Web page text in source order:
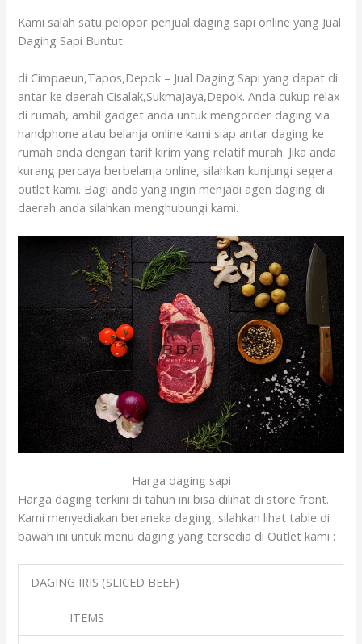
Kami salah satu pelopor penjual daging sapi online yang Jual
Daging Sapi Buntut
di Cimpaeun,Tapos,Depok – Jual Daging Sapi yang dapat di
antar ke daerah Cisalak,Sukmajaya,Depok. Anda cukup relax
di rumah, ambil gadget anda untuk mengorder daging via
handphone atau belanja online kami siap antar daging ke
rumah anda dengan tarif kirim yang relatif murah. Jika anda
kurang percaya berbelanja online, silahkan kunjungi segera
outlet kami. Bagi anda yang ingin menjadi agen daging di
daerah anda silahkan menghubungi kami.
Harga daging sapi
Harga daging terkini di tahun ini bisa dilihat di store front.
Kami menyediakan beraneka daging, silahkan lihat table di
bawah ini untuk menu daging yang tersedia di Outlet kami :
DAGING IRIS (SLICED BEEF)
ITEMS